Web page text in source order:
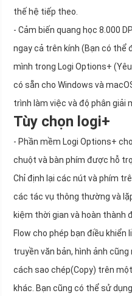
thế hệ tiếp theo.
- Cảm biến quang học 8.000
ngay cả trên kính (Bạn có thể
mình trong Logi Options+
có sẵn cho Windows và
trình làm việc và độ phân giải
Tùy chọn logi+
- Phần mềm Logi Options+
chuột và bàn phím được hỗ
Chỉ định lại các nút và phím
các tác vụ thông thường và
kiệm thời gian và hoàn thành
Flow cho phép bạn điều khiển
truyền văn bản, hình ảnh
cách sao chép(Copy) trên
khác. Bạn cũng có thể sử